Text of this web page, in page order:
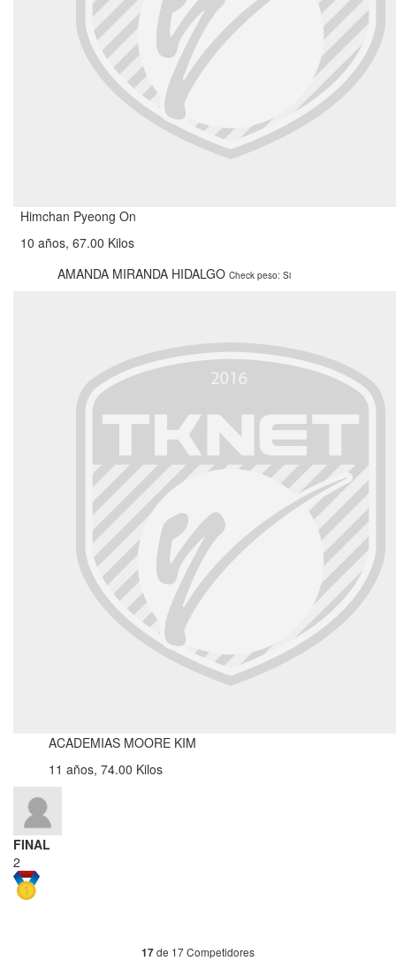
Himchan Pyeong On
10 años, 67.00 Kilos
AMANDA MIRANDA HIDALGO Check peso: Si
ACADEMIAS MOORE KIM
11 años, 74.00 Kilos
FINAL
2
17de 17 Competidores